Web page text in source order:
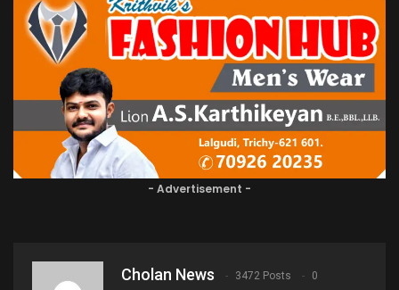
- Advertisement -
Cholan News 3472 Posts 0